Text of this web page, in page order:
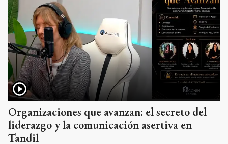
Organizaciones que avanzan: el secreto del
liderazgo y la comunicación asertiva en
Tandil